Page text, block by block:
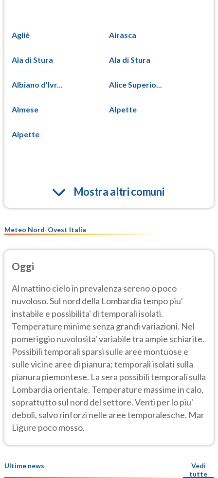
Agliè Airasca
Ala di Stura Ala di Stura
Albiano d'Ivr... Alice Superio...
Almese Alpette
Alpette
Mostra altri comuni
Meteo Nord-Ovest Italia
Oggi
Al mattino cielo in prevalenza sereno o poco
nuvoloso. Sul nord della Lombardia tempo piu'
instabile e possibilita' di temporali isolati.
Temperature minime senza grandi variazioni. Nel
pomeriggio nuvolosita' variabile tra ampie schiarite.
Possibili temporali sparsi sulle aree montuose e
sulle vicine aree di pianura; temporali isolati sulla
pianura piemontese. La sera possibili temporali sulla
Lombardia orientale. Temperature massime in calo,
soprattutto sul nord del settore. Venti per lo piu'
deboli, salvo rinforzi nelle aree temporalesche. Mar
Ligure poco mosso.
Ultime news
Vedi
tutte